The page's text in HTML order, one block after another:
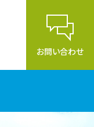
お問い合わせ